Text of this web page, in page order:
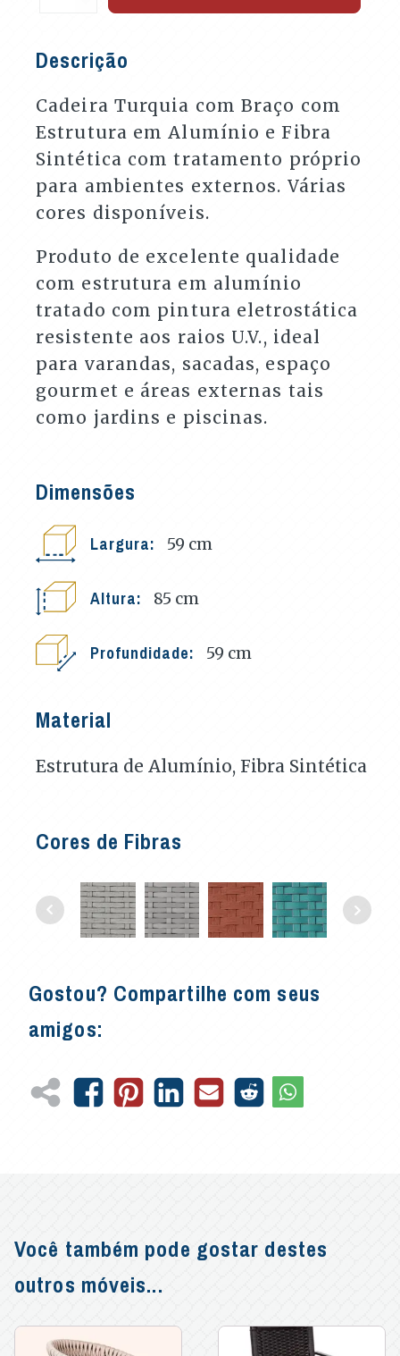
para
Áreas
Externas
Descrição
Cadeira Turquia com Braço com
Estrutura em Alumínio e Fibra
Sintética com tratamento próprio
para ambientes externos. Várias
cores disponíveis.
Produto de excelente qualidade
com estrutura em alumínio
tratado com pintura eletrostática
resistente aos raios U.V., ideal
para varandas, sacadas, espaço
gourmet e áreas externas tais
como jardins e piscinas.
Dimensões
Largura: 59 cm
Altura: 85 cm
Profundidade: 59 cm
Material
Estrutura de Alumínio, Fibra Sintética
Cores de Fibras
Gostou? Compartilhe com seus
amigos:
Você também pode gostar destes
outros móveis...